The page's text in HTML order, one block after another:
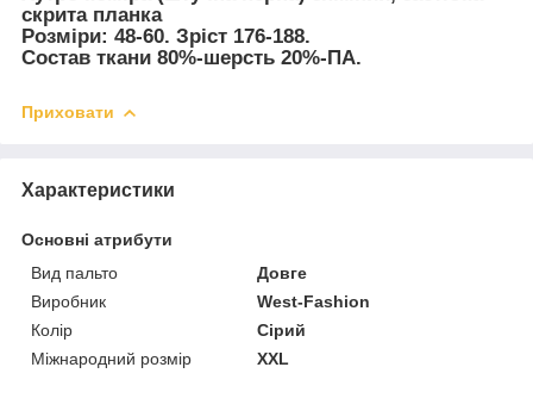
скрита планка
Розміри: 48-60. Зріст 176-188.
Состав ткани 80%-шерсть 20%-ПА.
Приховати
Характеристики
Основні атрибути
Вид пальто
Довге
Виробник
West-Fashion
Колір
Сірий
Міжнародний розмір
XXL